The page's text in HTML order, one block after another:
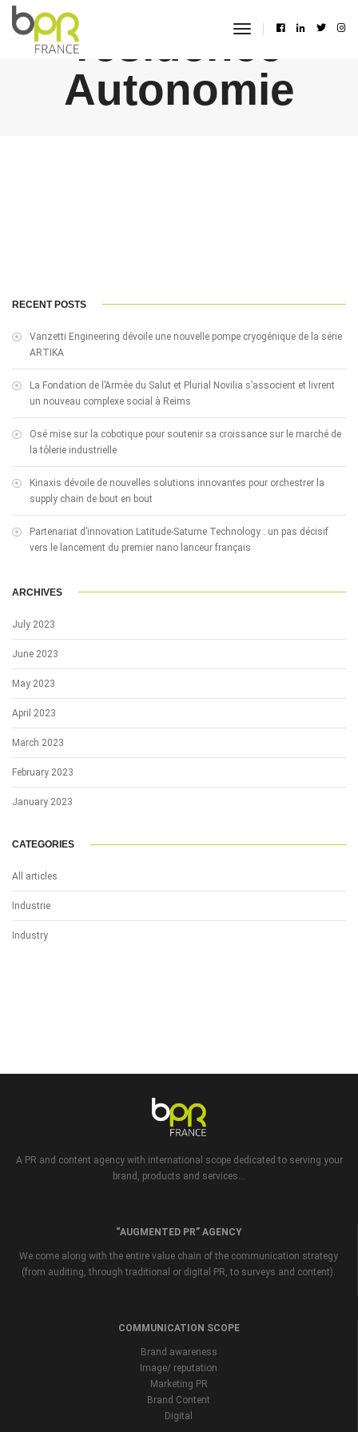
toggle
résidence
Autonomie
RECENT POSTS
Vanzetti Engineering dévoile une nouvelle pompe cryogénique de la série
ARTIKA
La Fondation de l’Armée du Salut et Plurial Novilia s’associent et livrent
un nouveau complexe social à Reims
Osé mise sur la cobotique pour soutenir sa croissance sur le marché de
la tôlerie industrielle
Kinaxis dévoile de nouvelles solutions innovantes pour orchestrer la
supply chain de bout en bout
Partenariat d’innovation Latitude-Saturne Technology : un pas décisif
vers le lancement du premier nano lanceur français
ARCHIVES
July 2023
June 2023
May 2023
April 2023
March 2023
February 2023
January 2023
CATEGORIES
All articles
Industrie
Industry
A PR and content agency with international scope dedicated to serving your
brand, products and services...
“AUGMENTED PR” AGENCY
We come along with the entire value chain of the communication strategy
(from auditing, through traditional or digital PR, to surveys and content).
COMMUNICATION SCOPE
Brand awareness
Image/ reputation
Marketing PR
Brand Content
Digital